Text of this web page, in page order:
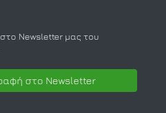
Newsletter μας του
στο Newsletter